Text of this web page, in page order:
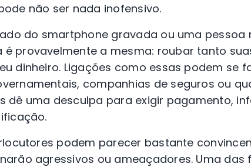
não ser nada inofensivo.
do smartphone gravada ou uma pessoa
provavelmente a mesma: roubar tanto
dinheiro. Ligações como essas podem se
companhias de seguros ou
dê uma desculpa para exigir pagamento,
podem parecer bastante
agressivos ou ameaçadores. Uma das